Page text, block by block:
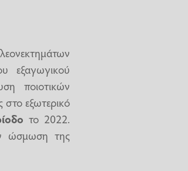
εξαγωγικού
ποιοτικών
εξωτερικό
το 2022.
ώσμωση της